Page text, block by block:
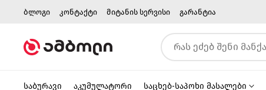
ბლოგი კონტაქტი მიტანის სერვისი გარანტია
საბურავი აკუმულატორი საცხებ-საპოხი მასალები